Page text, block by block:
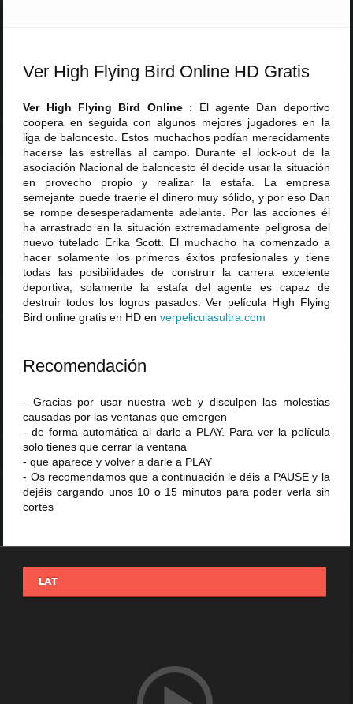
Ver High Flying Bird Online HD Gratis
Ver High Flying Bird Online : El agente Dan deportivo
coopera en seguida con algunos mejores jugadores en la
liga de baloncesto. Estos muchachos podían merecidamente
hacerse las estrellas al campo. Durante el lock-out de la
asociación Nacional de baloncesto él decide usar la situación
en provecho propio y realizar la estafa. La empresa
semejante puede traerle el dinero muy sólido, y por eso Dan
se rompe desesperadamente adelante. Por las acciones él
ha arrastrado en la situación extremadamente peligrosa del
nuevo tutelado Erika Scott. El muchacho ha comenzado a
hacer solamente los primeros éxitos profesionales y tiene
todas las posibilidades de construir la carrera excelente
deportiva, solamente la estafa del agente es capaz de
destruir todos los logros pasados. Ver película High Flying
Bird online gratis en HD enverpeliculasultra .com
Recomendación
- Gracias por usar nuestra web y disculpen las molestias
causadas por las ventanas que emergen
- de forma automática al darle a PLAY. Para ver la película
solo tienes que cerrar la ventana
- que aparece y volver a darle a PLAY
- Os recomendamos que a continuación le déis a PAUSE y la
dejéis cargando unos 10 o 15 minutos para poder verla sin
cortes
LAT